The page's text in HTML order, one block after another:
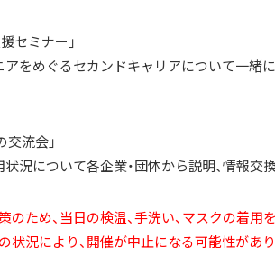
セミナー」
アをめぐるセカンドキャリアについて一緒
交流会」
況について各企業・団体から説明、情報交
ため、当日の検温、手洗い、マスクの着用
況により、開催が中止になる可能性があり